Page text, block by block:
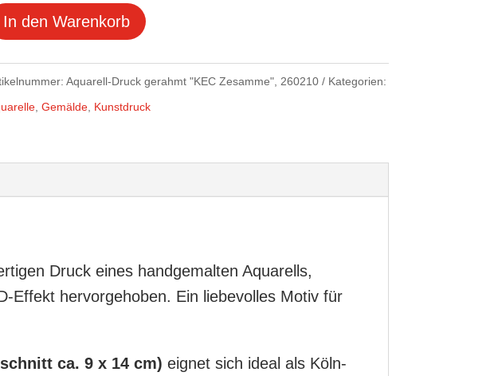
In den Warenkorb
Aquarell-Druck gerahmt "KEC Zesamme", 260210
Kategorien:
,Gemälde Kunstdruck
Druck eines handgemalten Aquarells,
Effekt hervorgehoben. Ein liebevolles Motiv für
ca. 9 x 14 cm) eignet sich ideal als Köln-